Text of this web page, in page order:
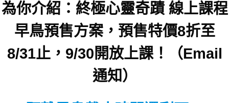
為你介紹：終極心靈奇蹟 線上課程
早鳥預售方案，預售特價8折至
8/31止，9/30開放上課！（Email
通知）